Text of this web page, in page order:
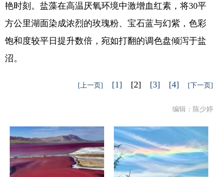
艳时刻。盐藻在高温厌氧环境中激增血红素，将30平
方公里湖面染成浓烈的玫瑰粉、宝石蓝与幻紫，色彩
饱和度较平日提升数倍，宛如打翻的调色盘倾泻于盐
沼。
[上一页] [1] [2] [3] [4] [下一页]
编辑：陈少婷